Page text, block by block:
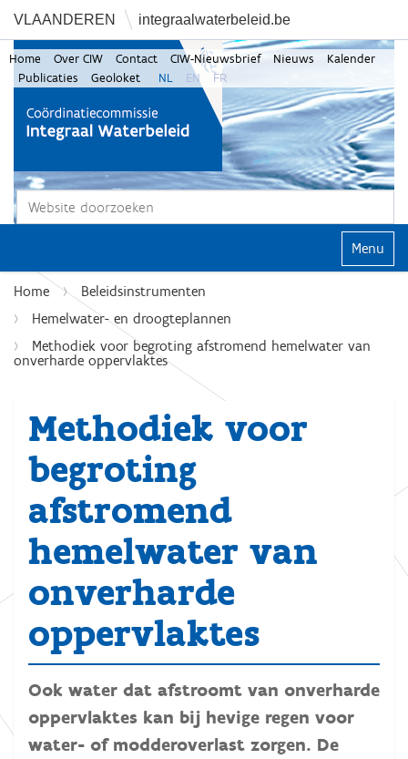
VLAANDEREN integraalwaterbeleid.be
Zoek
Home Over CIW Contact CIW-Nieuwsbrief Nieuws
Kalender
Publicaties
Geoloket NL EN FR
Klap
Home
Beleidsinstrumenten
Hemelwater- en droogteplannen
Methodiek voor begroting afstromend hemelwater van
onverharde oppervlaktes
Methodiek voor
begroting
afstromend
hemelwater van
onverharde
oppervlaktes
Ook water dat afstroomt van onverharde
oppervlaktes kan bij hevige regen voor
water- of modderoverlast zorgen. De